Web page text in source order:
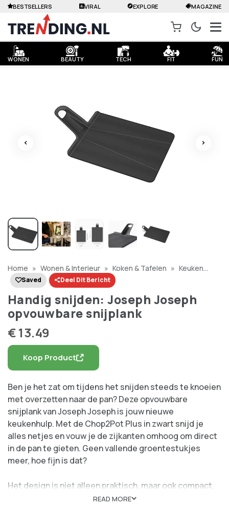
WONEN BEAUTY TECH FIT FUN
BESTSELLERS VIRAL EXPLORE MAGAZINE
Home » Wonen & Interieur » Koken & Tafelen » Keuken
Tools » Handig snijden: Joseph Joseph opvouwbare snijplank
Saved Deel Dit Bericht
Handig snijden: Joseph Joseph
opvouwbare snijplank
€13.49
Koop Product
Ben je het zat om tijdens het snijden steeds te knoeien
met overzetten naar de pan? Deze opvouwbare
snijplank van Joseph Joseph is jouw nieuwe
keukenhulp. Met de Chop2Pot Plus in zwart snijd je
alles netjes en vouw je de zijkanten omhoog om direct
in de pan te gieten. Geen vallende groentestukjes
meer, hoe fijn is dat?
Het design is niet alleen praktisch, maar ook compact.
Na gebruik vouw je ‘m op en berg je ‘m zo weg in een la.
READ MORE